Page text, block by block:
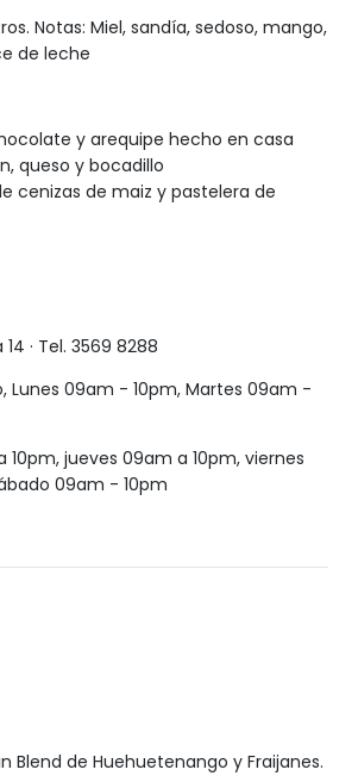
Notas: Miel, sandía, sedoso, mango,
de leche
y arequipe hecho en casa
queso y bocadillo
cenizas de maiz y pastelera de
· Tel. 3569 8288
Lunes 09am - 10pm, Martes 09am -
jueves 09am a 10pm, viernes
09am - 10pm
Blend de Huehuetenango y Fraijanes.